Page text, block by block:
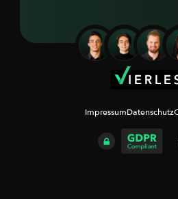
ImpressumDatenschutz